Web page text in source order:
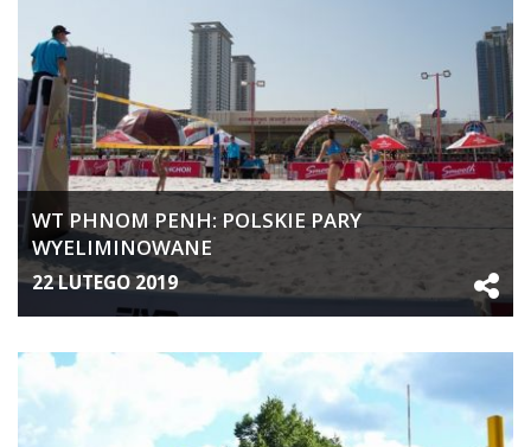
WT PHNOM PENH: POLSKIE PARY
WYELIMINOWANE
22 LUTEGO 2019